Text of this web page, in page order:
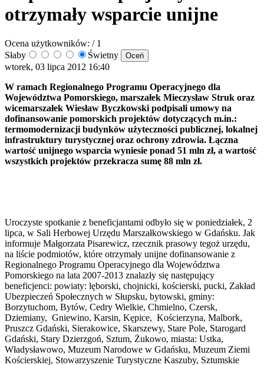
otrzymały wsparcie unijne
Ocena użytkowników: / 1
Słaby
Świetny
wtorek, 03 lipca 2012 16:40
W ramach Regionalnego Programu Operacyjnego dla
Województwa Pomorskiego, marszałek Mieczysław Struk oraz
wicemarszałek Wiesław Byczkowski podpisali umowy na
dofinansowanie pomorskich projektów dotyczących m.in.:
termomodernizacji budynków użyteczności publicznej, lokalnej
infrastruktury turystycznej oraz ochrony zdrowia. Łączna
wartość unijnego wsparcia wyniesie ponad 51 mln zł, a wartość
wszystkich projektów przekracza sumę 88 mln zł.
Uroczyste spotkanie z beneficjantami odbyło się w poniedziałek, 2
lipca, w Sali Herbowej Urzędu Marszałkowskiego w Gdańsku. Jak
informuje Małgorzata Pisarewicz, rzecznik prasowy tegoż urzędu,
na liście podmiotów, które otrzymały unijne dofinansowanie z
Regionalnego Programu Operacyjnego dla Województwa
Pomorskiego na lata 2007-2013 znalazły się następujący
beneficjenci: powiaty: lęborski, chojnicki, kościerski, pucki, Zakład
Ubezpieczeń Społecznych w Słupsku, bytowski, gminy:
Borzytuchom, Bytów, Cedry Wielkie, Chmielno, Czersk,
Dziemiany, Gniewino, Karsin, Kępice, Kościerzyna, Malbork,
Pruszcz Gdański, Sierakowice, Skarszewy, Stare Pole, Starogard
Gdański, Stary Dzierzgoń, Sztum, Żukowo, miasta: Ustka,
Władysławowo, Muzeum Narodowe w Gdańsku, Muzeum Ziemi
Kościerskiej, Stowarzyszenie Turystyczne Kaszuby, Sztumskie